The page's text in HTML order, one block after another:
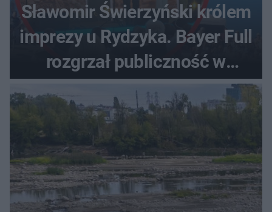
Sławomir Świerzyński królem
imprezy u Rydzyka. Bayer Full
rozgrzał publiczność w
Toruniu